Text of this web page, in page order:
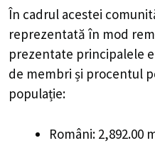
În cadrul acestei
reprezentată în mod
prezentate principalele
de membri și procentul
populație:
Români: 2,892.00